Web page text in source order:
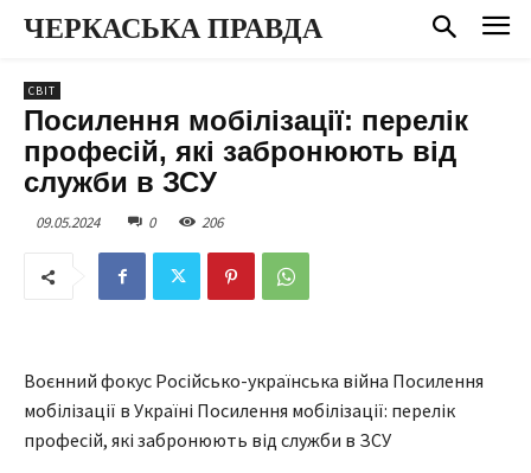
ЧЕРКАСЬКА ПРАВДА
СВІТ
Посилення мобілізації: перелік
професій, які забронюють від
служби в ЗСУ
09.05.2024 0 206
Воєнний фокус Російсько-українська війна Посилення
мобілізації в Україні Посилення мобілізації: перелік
професій, які забронюють від служби в ЗСУ